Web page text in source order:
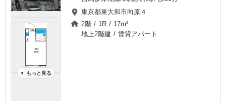
▼ もっと見る
東京都東大和市向原４
2階 / 1R / 17m²
地上2階建 / 賃貸アパート